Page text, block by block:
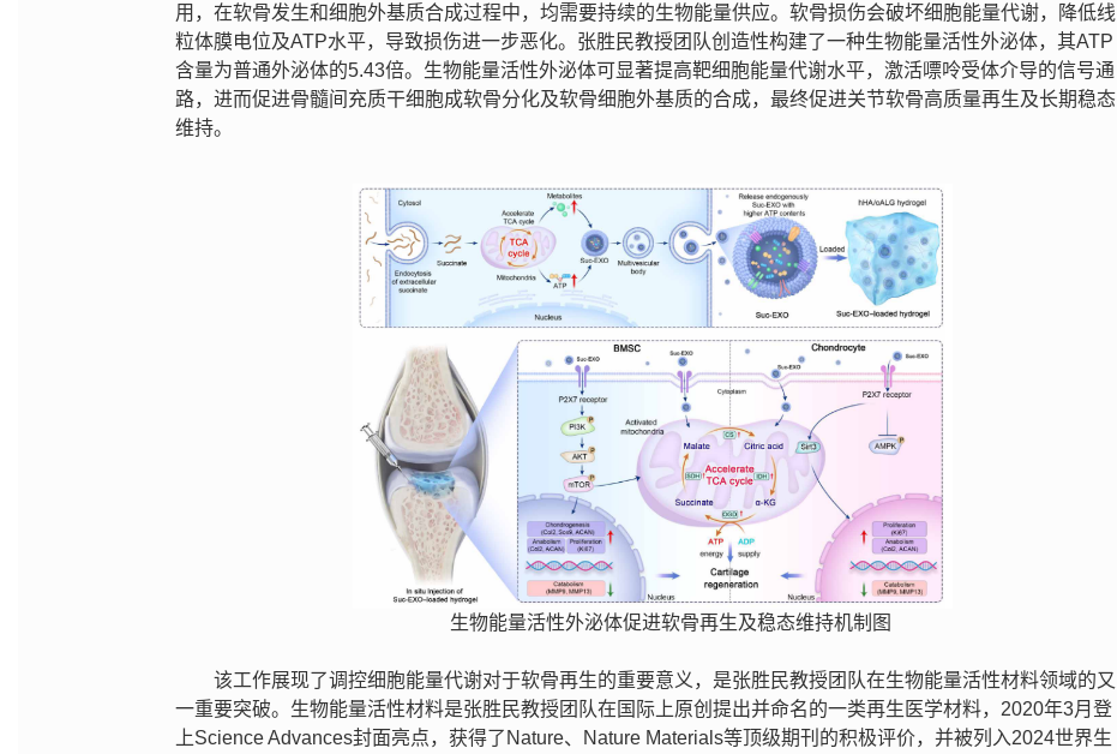
用，在软骨发生和细胞外基质合成过程中，均需要持续的生物能量供应。软骨损伤会破坏细胞能量代谢，降低线
粒体膜电位及ATP水平，导致损伤进一步恶化。张胜民教授团队创造性构建了一种生物能量活性外泌体，其ATP
含量为普通外泌体的5.43倍。生物能量活性外泌体可显著提高靶细胞能量代谢水平，激活嘌呤受体介导的信号通
路，进而促进骨髓间充质干细胞成软骨分化及软骨细胞外基质的合成，最终促进关节软骨高质量再生及长期稳态
维持。
生物能量活性外泌体促进软骨再生及稳态维持机制图
该工作展现了调控细胞能量代谢对于软骨再生的重要意义，是张胜民教授团队在生物能量活性材料领域的又
一重要突破。生物能量活性材料是张胜民教授团队在国际上原创提出并命名的一类再生医学材料，2020年3月登
上Science Advances封面亮点，获得了Nature、Nature Materials等顶级期刊的积极评价，并被列入2024世界生